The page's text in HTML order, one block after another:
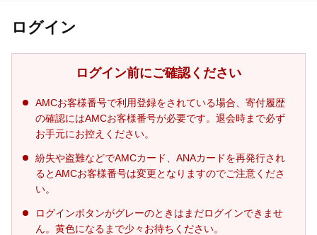
ログイン
ログイン前にご確認ください
AMCお客様番号で利用登録をされている場合、寄付履歴
の確認にはAMCお客様番号が必要です。退会時まで必ず
お手元にお控えください。
紛失や盗難などでAMCカード、ANAカードを再発行され
るとAMCお客様番号は変更となりますのでご注意くださ
い。
ログインボタンがグレーのときはまだログインできませ
ん。黄色になるまで少々お待ちください。